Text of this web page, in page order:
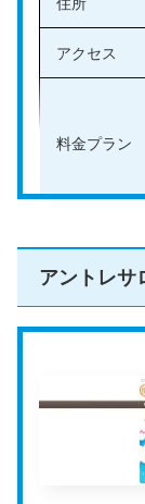
料金プラン
アクセス
料金プラン
その他のサ
公式HP
レゾナンスは
ーチャルオ
レゾナンス
アントレサ